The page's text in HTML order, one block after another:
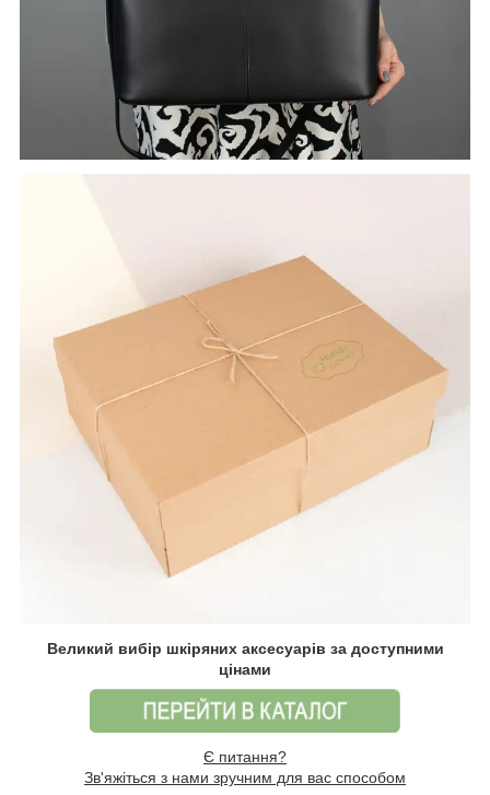
Великий вибір шкіряних аксесуарів за доступними
цінами
Є питання?
Зв'яжіться з нами зручним для вас способом